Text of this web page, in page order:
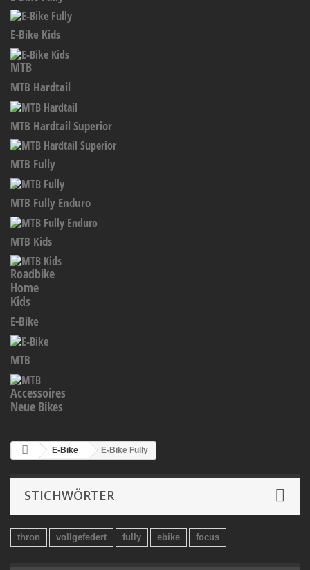
E-Bike Kids
MTB
MTB Hardtail
MTB Hardtail Superior
MTB Fully
MTB Fully Enduro
MTB Kids
Roadbike
Home
Kids
E-Bike
MTB
Accessoires
Neue Bikes
E-Bike E-Bike Fully
STICHWÖRTER
thron vollgefedert fully ebike focus